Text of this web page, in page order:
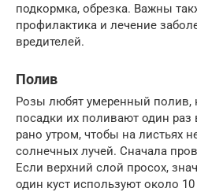
подкормка, обрезка. Важны
профилактика и лечение
вредителей.
Полив
Розы любят умеренный полив,
посадки их поливают один
рано утром, чтобы на листьях
солнечных лучей. Сначала
Если верхний слой просох,
один куст используют около